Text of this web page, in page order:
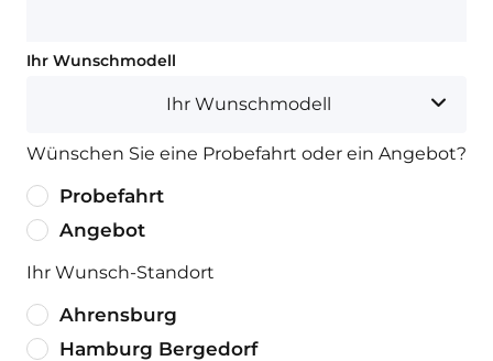
Ihr Wunschmodell
Ihr Wunschmodell
Wünschen Sie eine Probefahrt oder ein Angebot?
Probefahrt
Angebot
Ihr Wunsch-Standort
Ahrensburg
Hamburg Bergedorf